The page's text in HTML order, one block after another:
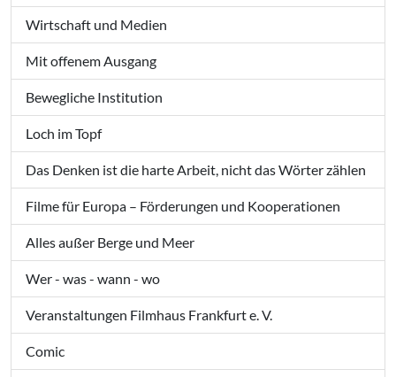
Wirtschaft und Medien
Mit offenem Ausgang
Bewegliche Institution
Loch im Topf
Das Denken ist die harte Arbeit, nicht das Wörter zählen
Filme für Europa – Förderungen und Kooperationen
Alles außer Berge und Meer
Wer - was - wann - wo
Veranstaltungen Filmhaus Frankfurt e. V.
Comic